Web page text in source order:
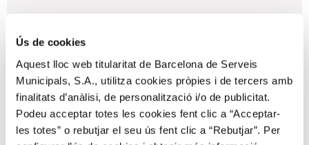
Ús de cookies
Aquest lloc web titularitat de Barcelona de Serveis
Municipals, S.A., utilitza cookies pròpies i de tercers amb
finalitats d’anàlisi, de personalització i/o de publicitat.
Podeu acceptar totes les cookies fent clic a “Acceptar-
les totes” o rebutjar el seu ús fent clic a “Rebutjar”. Per
els dies de la temporada